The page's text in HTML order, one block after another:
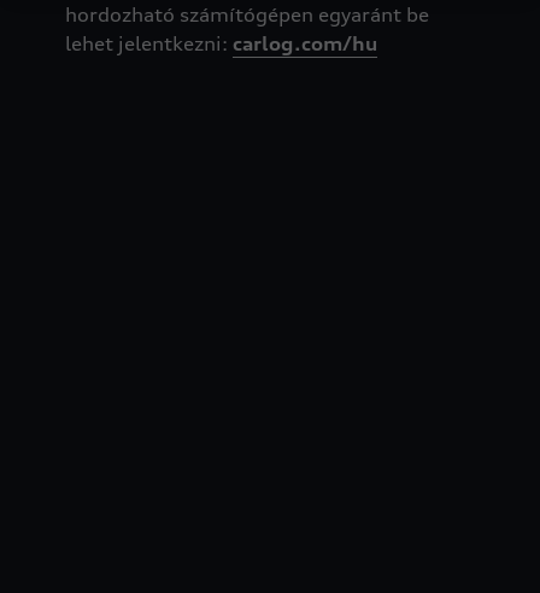
hordozható számítógépen egyaránt be
lehet jelentkezni: carlog.com/hu